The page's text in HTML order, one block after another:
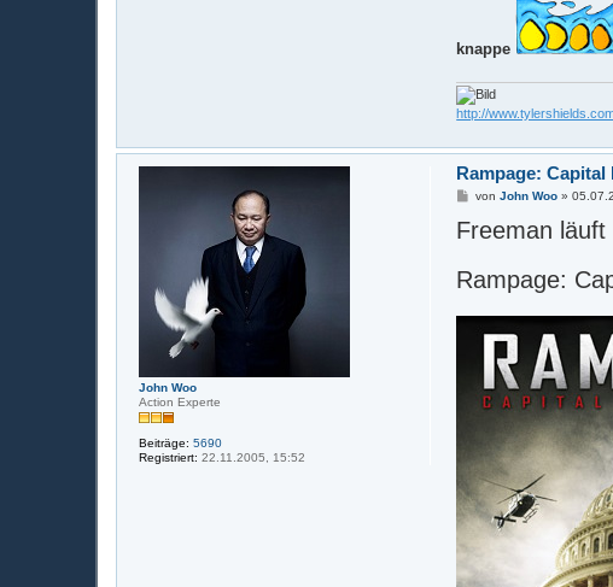
knappe
http://
John Woo
Action Experte
Beiträge: 5690
Registriert: 22.11.2005, 15:52
Rampage:
B
i
t
g
vonJohn Woo »
Freeman läuft
Rampage: